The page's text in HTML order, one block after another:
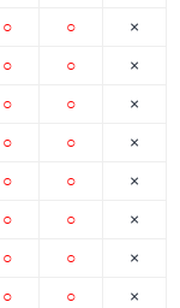
○
○
○
○
○
○
○
○
○
○
○
○
○
○
○
○
×
×
×
×
×
×
×
×